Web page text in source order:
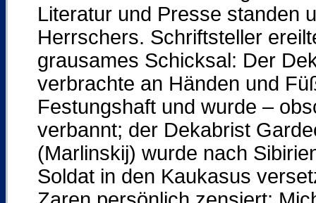
Literatur und Presse standen
Herrschers. Schriftsteller
grausames Schicksal: Der
verbrachte an Händen und
Festungshaft und wurde –
verbannt; der Dekabrist
(Marlinskij) wurde nach
Soldat in den Kaukasus